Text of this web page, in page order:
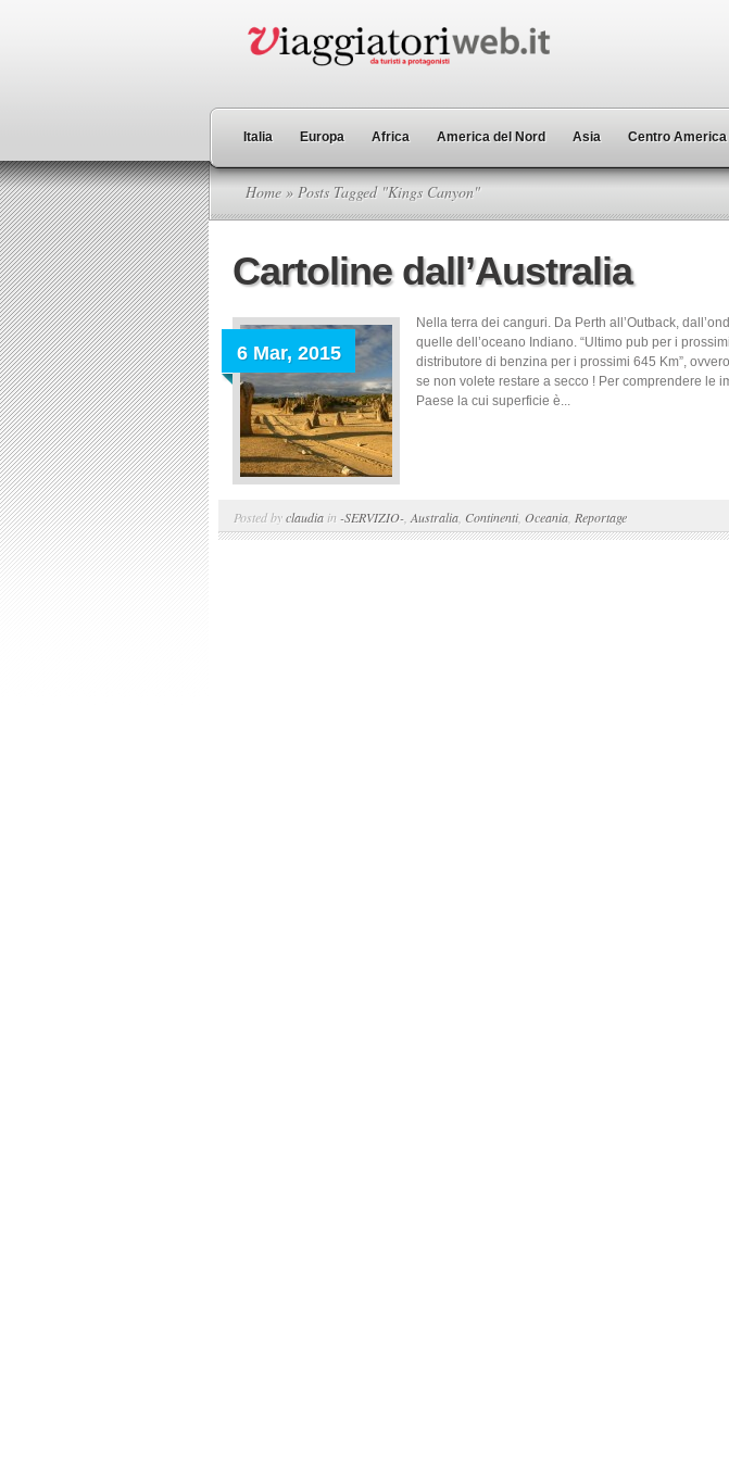
Italia Europa Africa America del Nord Asia Centro America
Home » Posts Tagged "Kings Canyon"
Cartoline dall’Australia
6 Mar, 2015
Nella terra dei canguri. Da Perth all’Outback,
quelle dell’oceano Indiano. “Ultimo pub per i
distributore di benzina per i prossimi 645 Km”,
se non volete restare a secco ! Per comprendere le
Paese la cui superficie è...
Posted byclaudia in -SERVIZIO- Australia Continenti, Oceania Reportage